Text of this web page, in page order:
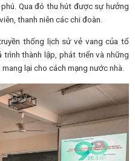
Qua đó thu hút được sự hưởng
thanh niên các chi đoàn.
thống lịch sử vẻ vang của tổ
thành lập, phát triển và những
lại cho cách mạng nước nhà.